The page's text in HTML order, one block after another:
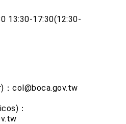
階段性成果 卓揆期勉爭取時間完
易協定」簽署
談判階段性結果有助臺灣取得有
會會議
台歐美日關係深化
島，希望之光」為題發表2026新
13:30-17:30(12:30-
col@boca.gov.tw
：